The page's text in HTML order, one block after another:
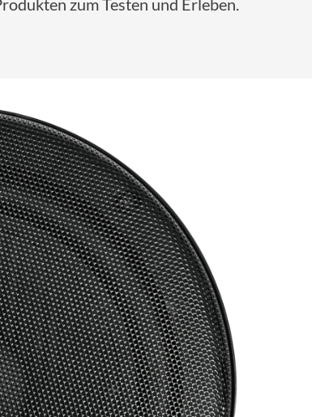
zum Testen und Erleben.